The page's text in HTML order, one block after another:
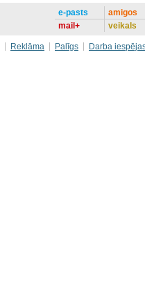
e-pasts
mail+
amigos
veikals
Reklāma Palīgs
Darba